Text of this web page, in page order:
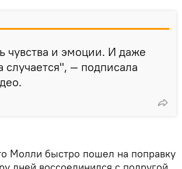
чувства и эмоции. И даже
случается", — подписала
Молли быстро пошел на поправку